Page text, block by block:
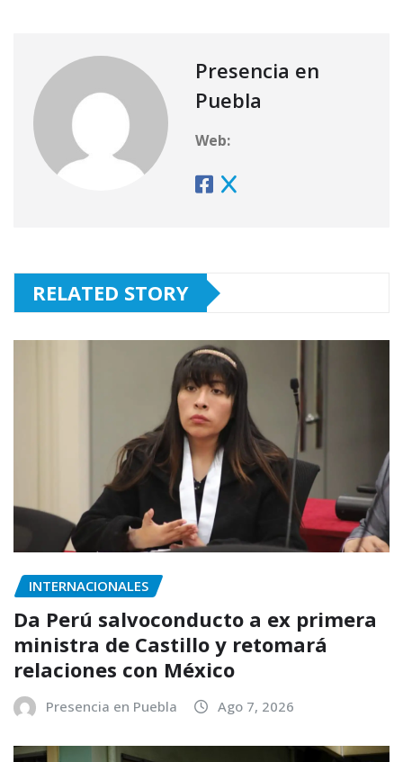
Presencia en
Puebla
Web:
RELATED STORY
INTERNACIONALES
Da Perú salvoconducto a ex primera
ministra de Castillo y retomará
relaciones con México
Presencia en Puebla Ago 7, 2026